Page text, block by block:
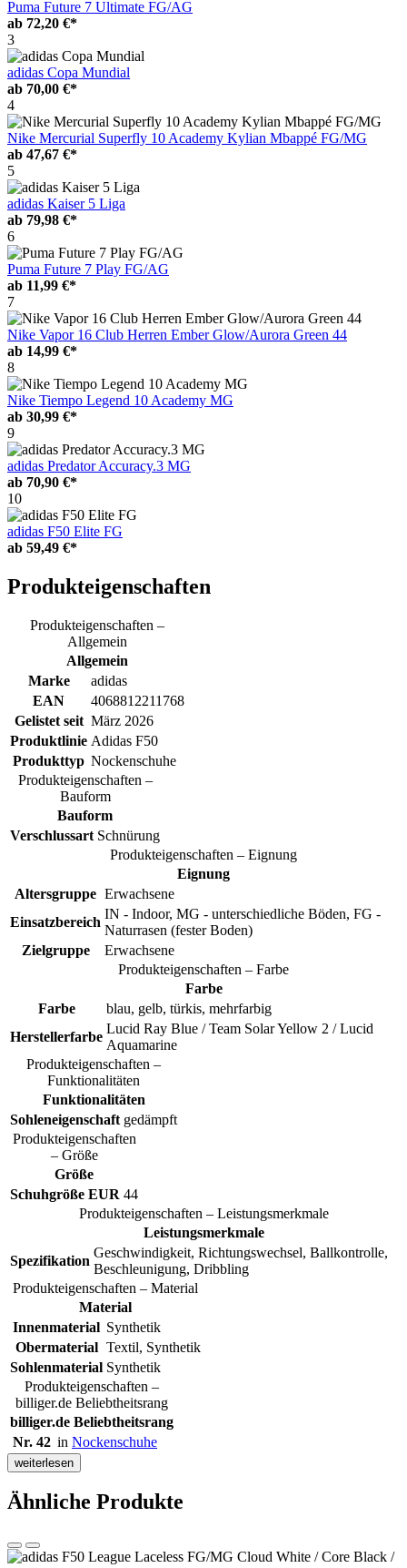
Puma Future 7 Ultimate FG/AG
ab 72,20 €*
3
adidas Copa Mundial
ab 70,00 €*
4
Nike Mercurial Superfly 10 Academy Kylian Mbappé FG/MG
ab 47,67 €*
5
adidas Kaiser 5 Liga
ab 79,98 €*
6
Puma Future 7 Play FG/AG
ab 11,99 €*
7
Nike Vapor 16 Club Herren Ember Glow/Aurora Green 44
ab 14,99 €*
8
Nike Tiempo Legend 10 Academy MG
ab 30,99 €*
9
adidas Predator Accuracy.3 MG
ab 70,90 €*
10
adidas F50 Elite FG
ab 59,49 €*
Produkteigenschaften
Produkteigenschaften –
Allgemein
Allgemein
Marke
adidas
EAN
4068812211768
Gelistet seit März 2026
Produktlinie Adidas F50
Produkttyp Nockenschuhe
Produkteigenschaften –
Bauform
Bauform
Verschlussart Schnürung
Produkteigenschaften – Eignung
Eignung
Altersgruppe Erwachsene
Einsatzbereich
IN - Indoor, MG - unterschiedliche Böden, FG -
Naturrasen (fester Boden)
Zielgruppe
Erwachsene
Produkteigenschaften – Farbe
Farbe
Farbe
blau, gelb, türkis, mehrfarbig
Herstellerfarbe
Lucid Ray Blue / Team Solar Yellow 2 / Lucid
Aquamarine
Produkteigenschaften –
Funktionalitäten
Funktionalitäten
Sohleneigenschaft gedämpft
Produkteigenschaften
– Größe
Größe
Schuhgröße EUR 44
Produkteigenschaften – Leistungsmerkmale
Leistungsmerkmale
Spezifikation
Geschwindigkeit, Richtungswechsel, Ballkontrolle,
Beschleunigung, Dribbling
Produkteigenschaften – Material
Material
Innenmaterial Synthetik
Obermaterial Textil, Synthetik
Sohlenmaterial Synthetik
Produkteigenschaften –
billiger.de Beliebtheitsrang
billiger.de Beliebtheitsrang
Nr. 42 in Nockenschuhe
weiterlesen
Ähnliche Produkte